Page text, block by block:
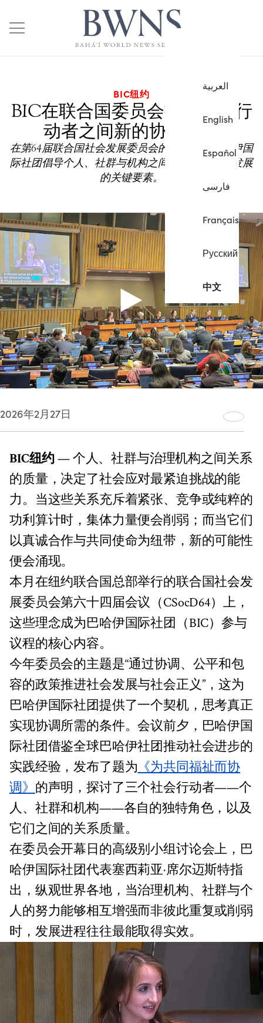
العربية
English
Español
فارسی
Français
Русский
中文
BIC纽约
BIC在联合国委员会探索社会行
动者之间新的协作模式
在第64届联合国社会发展委员会的会议上，巴哈伊国
际社团倡导个人、社群与机构之间的协作是社会发展
的关键要素。
2026年2月27日
BIC纽约— 个人、社群与治理机构之间关系
的质量，决定了社会应对最紧迫挑战的能
力。当这些关系充斥着紧张、竞争或纯粹的
功利算计时，集体力量便会削弱；而当它们
以真诚合作与共同使命为纽带，新的可能性
便会涌现。
本月在纽约联合国总部举行的联合国社会发
展委员会第六十四届会议（CSocD64）上，
这些理念成为巴哈伊国际社团（BIC）参与
议程的核心内容。
今年委员会的主题是“通过协调、公平和包
容的政策推进社会发展与社会正义”，这为
巴哈伊国际社团提供了一个契机，思考真正
实现协调所需的条件。会议前夕，巴哈伊国
际社团借鉴全球巴哈伊社团推动社会进步的
实践经验，发布了题为 《为共同福祉而协
调》 的声明，探讨了三个社会行动者——个
人、社群和机构——各自的独特角色，以及
它们之间的关系质量。
在委员会开幕日的高级别小组讨论会上，巴
哈伊国际社团代表塞西莉亚·席尔迈斯特指
出，纵观世界各地，当治理机构、社群与个
人的努力能够相互增强而非彼此重复或削弱
时，发展进程往往最能取得实效。